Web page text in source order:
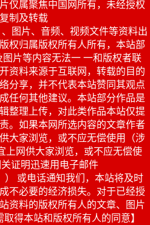
仅属聚焦中国网所有，未经授权
制及转载
图片、音频、视频文件等资料出
权归属版权所有人所有，本站部
片等内容无法一 一和版权者联
资料来源于互联网，转载的目的
分享，并不代表本站赞同其观点
任何其他建议。本站部分作品是
整理上传，对此类作品本站仅提
。如果本网所选内容的文章作者
大家浏览，或不应无偿使用（涉
上网供大家浏览，或不应无偿使
证明迅速用电子邮件
） 或电话通知我们，本站将及时
不必要的经济损失。对于已经授
资料的版权所有人的文章、图片
得本站和版权所有人的同意】